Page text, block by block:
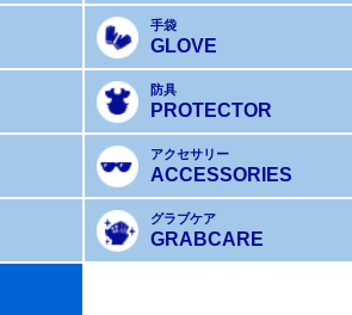
手袋
GLOVE
防具
PROTECTOR
アクセサリー
ACCESSORIES
グラブケア
GRABCARE